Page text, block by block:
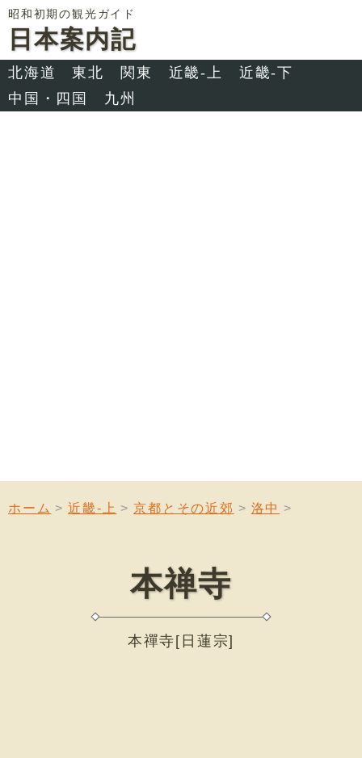
昭和初期の観光ガイド
日本案内記
北海道 東北 関東 近畿-上
近畿-下
中国・四国
九州
ホーム 近畿-上 京都とその近郊 洛中
本禅寺
本禪寺[日蓮宗]